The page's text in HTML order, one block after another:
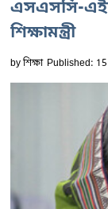
এসএসসি-
শিক্ষামন্ত্রী
byশিক্ষা Published: